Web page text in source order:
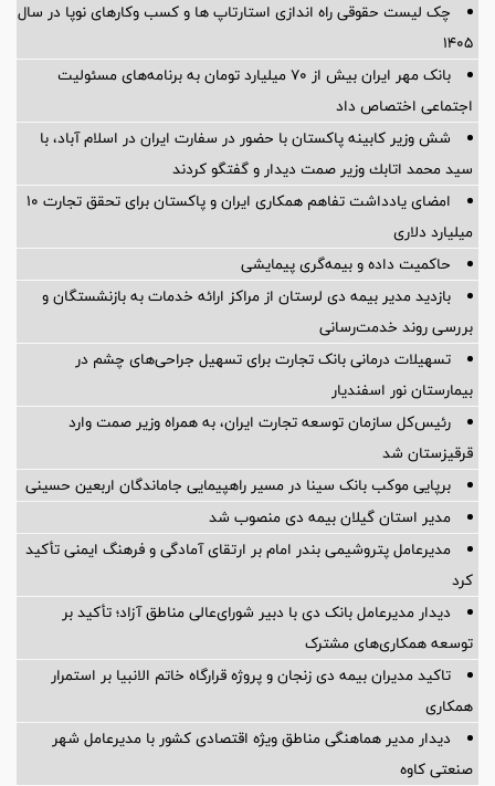
چک لیست حقوقی راه اندازی استارتاپ ها و کسب وکارهای نوپا در سال
۱۴۰۵
بانک مهر ایران بیش از ۷۰ میلیارد تومان به برنامه‌های مسئولیت
اجتماعی اختصاص داد
شش وزیر کابینه پاکستان با حضور در سفارت ایران در اسلام آباد، با
سيد محمد اتابك وزير صمت ديدار و گفتگو كردند
امضای یادداشت تفاهم همکاری ایران و پاکستان برای تحقق تجارت ۱۰
میلیارد دلاری
حاکمیت داده و بیمه‌گری پیمایشی
بازدید مدیر بیمه دی لرستان از مراکز ارائه خدمات به بازنشستگان و
بررسی روند خدمت‌رسانی
تسهیلات درمانی بانک تجارت برای تسهیل جراحی‌های چشم در
بیمارستان نور اسفندیار
رئیس‌کل سازمان توسعه تجارت ایران، به همراه وزیر صمت وارد
قرقیزستان شد
برپایی موکب بانک سینا در مسیر راهپیمایی جاماندگان اربعین حسینی
مدیر استان گیلان بیمه دی منصوب شد
مدیرعامل پتروشیمی بندر امام بر ارتقای آمادگی و فرهنگ ایمنی تأکید
کرد
دیدار مدیرعامل بانک دی با دبیر شورای‌عالی مناطق آزاد؛ تأکید بر
توسعه همکاری‌های مشترک
تاکید مدیران بیمه دی زنجان و پروژه قرارگاه خاتم الانبیا بر استمرار
همکاری
دیدار مدیر هماهنگی مناطق ویژه اقتصادی کشور با مدیرعامل شهر
صنعتی کاوه